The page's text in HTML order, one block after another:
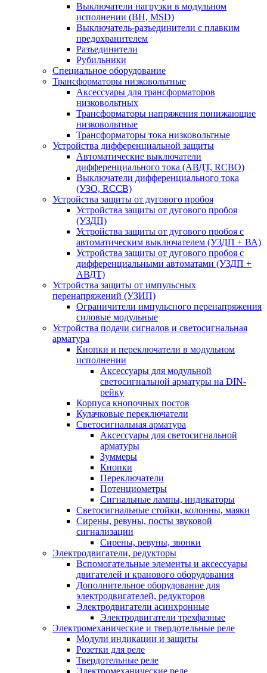
Выключатели нагрузки в модульном
исполнении (ВН, MSD)
Выключатель-разъединители с плавким
предохранителем
Разъединители
Рубильники
Специальное оборудование
Трансформаторы низковольтные
Аксессуары для трансформаторов
низковольтных
Трансформаторы напряжения понижающие
низковольтные
Трансформаторы тока низковольтные
Устройства дифференциальной защиты
Автоматические выключатели
дифференциального тока (АВДТ, RCBO)
Выключатели дифференциального тока
(УЗО, RCCB)
Устройства защиты от дугового пробоя
Устройства защиты от дугового пробоя
(УЗДП)
Устройства защиты от дугового пробоя с
автоматическим выключателем (УЗДП + ВА)
Устройства защиты от дугового пробоя с
дифференциальными автоматами (УЗДП +
АВДТ)
Устройства защиты от импульсных
перенапряжений (УЗИП)
Ограничители импульсного перенапряжения
силовые модульные
Устройства подачи сигналов и светосигнальная
арматура
Кнопки и переключатели в модульном
исполнении
Аксессуары для модульной
светосигнальной арматуры на DIN-
рейку
Корпуса кнопочных постов
Кулачковые переключатели
Светосигнальная арматура
Аксессуары для светосигнальной
арматуры
Зуммеры
Кнопки
Переключатели
Потенциометры
Сигнальные лампы, индикаторы
Светосигнальные стойки, колонны, маяки
Сирены, ревуны, посты звуковой
сигнализации
Сирены, ревуны, звонки
Электродвигатели, редукторы
Вспомогательные элементы и аксессуары
двигателей и кранового оборудования
Дополнительное оборудование для
электродвигателей, редукторов
Электродвигатели асинхронные
Электродвигатели трехфазные
Электромеханические и твердотельные реле
Модули индикации и защиты
Розетки для реле
Твердотельные реле
Электромеханические реле